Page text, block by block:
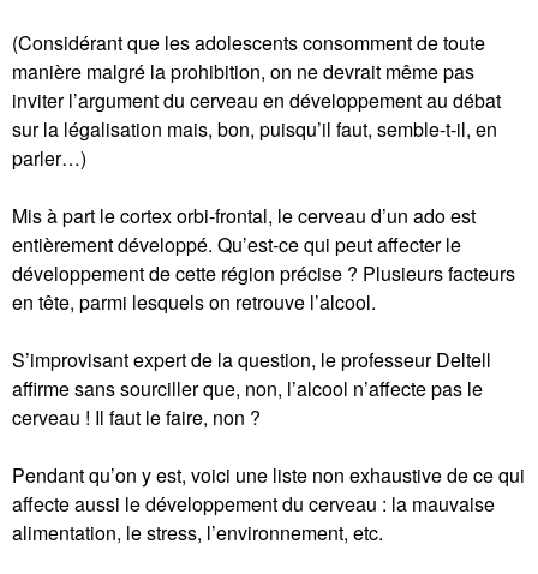
(Considérant que les adolescents consomment de toute
manière malgré la prohibition, on ne devrait même pas
inviter l’argument du cerveau en développement au débat
sur la légalisation mais, bon, puisqu’il faut, semble-t-il, en
parler…)
Mis à part le cortex orbi-frontal, le cerveau d’un ado est
entièrement développé. Qu’est-ce qui peut affecter le
développement de cette région précise ? Plusieurs facteurs
en tête, parmi lesquels on retrouve l’alcool.
S’improvisant expert de la question, le professeur Deltell
affirme sans sourciller que, non, l’alcool n’affecte pas le
cerveau ! Il faut le faire, non ?
Pendant qu’on y est, voici une liste non exhaustive de ce qui
affecte aussi le développement du cerveau : la mauvaise
alimentation, le stress, l’environnement, etc.